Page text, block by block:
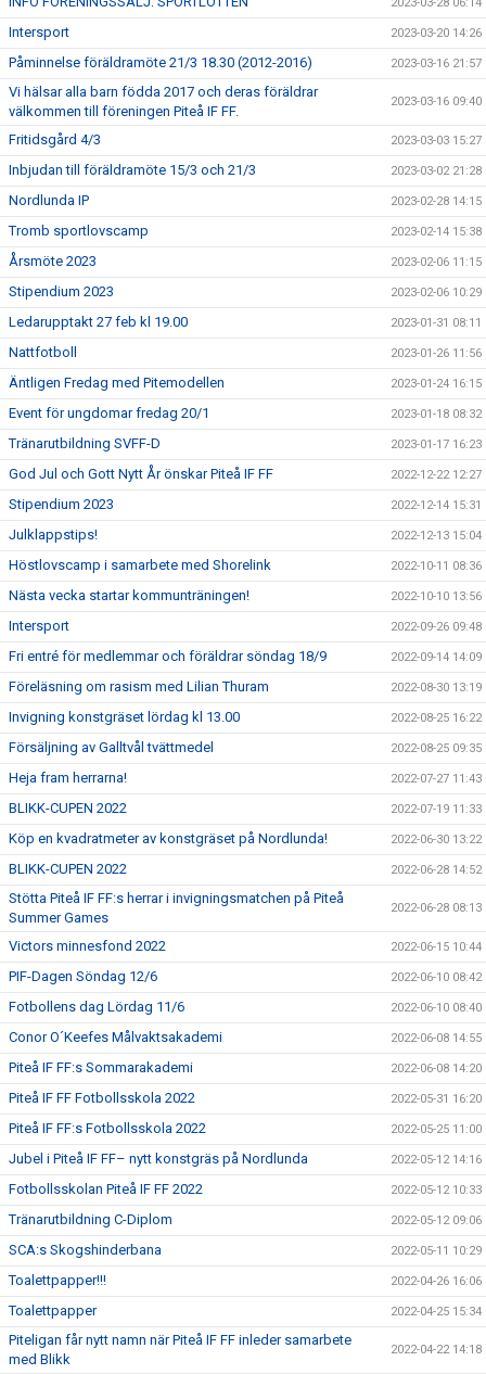
Intersport 2023-03-20 14:26
Påminnelse föräldramöte 21/3 18.30 (2012-2016) 2023-03-16 21:57
Vi hälsar alla barn födda 2017 och deras föräldrar
välkommen till föreningen Piteå IF FF.
2023-03-16 09:40
Fritidsgård 4/3 2023-03-03 15:27
Inbjudan till föräldramöte 15/3 och 21/3 2023-03-02 21:28
Nordlunda IP 2023-02-28 14:15
Tromb sportlovscamp 2023-02-14 15:38
Årsmöte 2023 2023-02-06 11:15
Stipendium 2023 2023-02-06 10:29
Ledarupptakt 27 feb kl 19.00 2023-01-31 08:11
Nattfotboll 2023-01-26 11:56
Äntligen Fredag med Pitemodellen 2023-01-24 16:15
Event för ungdomar fredag 20/1 2023-01-18 08:32
Tränarutbildning SVFF-D 2023-01-17 16:23
God Jul och Gott Nytt År önskar Piteå IF FF 2022-12-22 12:27
Stipendium 2023 2022-12-14 15:31
Julklappstips! 2022-12-13 15:04
Höstlovscamp i samarbete med Shorelink 2022-10-11 08:36
Nästa vecka startar kommunträningen! 2022-10-10 13:56
Intersport 2022-09-26 09:48
Fri entré för medlemmar och föräldrar söndag 18/9 2022-09-14 14:09
Föreläsning om rasism med Lilian Thuram 2022-08-30 13:19
Invigning konstgräset lördag kl 13.00 2022-08-25 16:22
Försäljning av Galltvål tvättmedel 2022-08-25 09:35
Heja fram herrarna! 2022-07-27 11:43
BLIKK-CUPEN 2022 2022-07-19 11:33
Köp en kvadratmeter av konstgräset på Nordlunda! 2022-06-30 13:22
BLIKK-CUPEN 2022 2022-06-28 14:52
Stötta Piteå IF FF:s herrar i invigningsmatchen på Piteå
Summer Games
2022-06-28 08:13
Victors minnesfond 2022 2022-06-15 10:44
PIF-Dagen Söndag 12/6 2022-06-10 08:42
Fotbollens dag Lördag 11/6 2022-06-10 08:40
Conor O´Keefes Målvaktsakademi 2022-06-08 14:55
Piteå IF FF:s Sommarakademi 2022-06-08 14:20
Piteå IF FF Fotbollsskola 2022 2022-05-31 16:20
Piteå IF FF:s Fotbollsskola 2022 2022-05-25 11:00
Jubel i Piteå IF FF– nytt konstgräs på Nordlunda 2022-05-12 14:16
Fotbollsskolan Piteå IF FF 2022 2022-05-12 10:33
Tränarutbildning C-Diplom 2022-05-12 09:06
SCA:s Skogshinderbana 2022-05-11 10:29
Toalettpapper!!! 2022-04-26 16:06
Toalettpapper 2022-04-25 15:34
Piteligan får nytt namn när Piteå IF FF inleder samarbete
med Blikk
2022-04-22 14:18